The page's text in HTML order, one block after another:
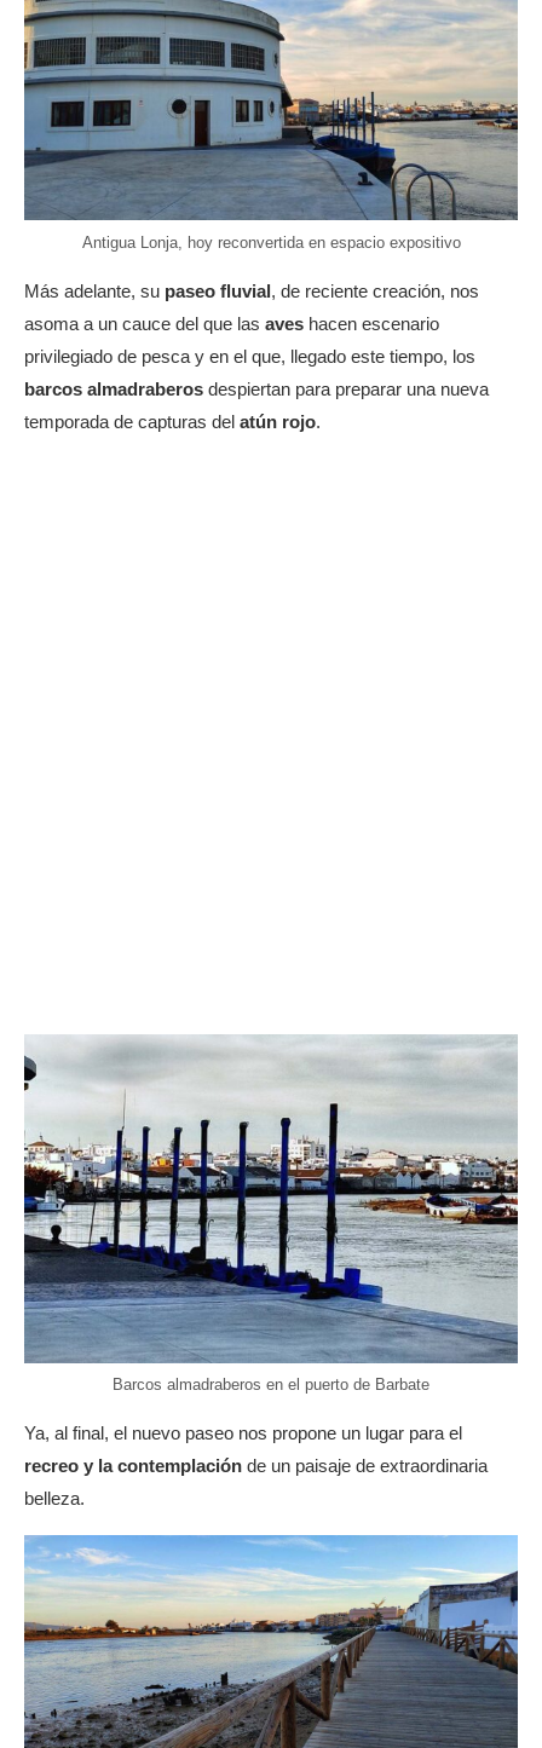
Antigua Lonja, hoy reconvertida en espacio expositivo
Más adelante, su paseo fluvial, de reciente creación, nos
asoma a un cauce del que las aves hacen escenario
privilegiado de pesca y en el que, llegado este tiempo, los
barcos almadraberos despiertan para preparar una nueva
temporada de capturas del atún rojo.
Barcos almadraberos en el puerto de Barbate
Ya, al final, el nuevo paseo nos propone un lugar para el
recreo y la contemplación de un paisaje de extraordinaria
belleza.